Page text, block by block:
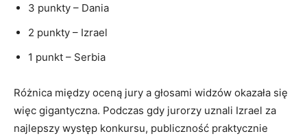
3 punkty – Dania
2 punkty – Izrael
1 punkt – Serbia
Różnica między oceną jury a głosami widzów okazała się
więc gigantyczna. Podczas gdy jurorzy uznali Izrael za
najlepszy występ konkursu, publiczność praktycznie